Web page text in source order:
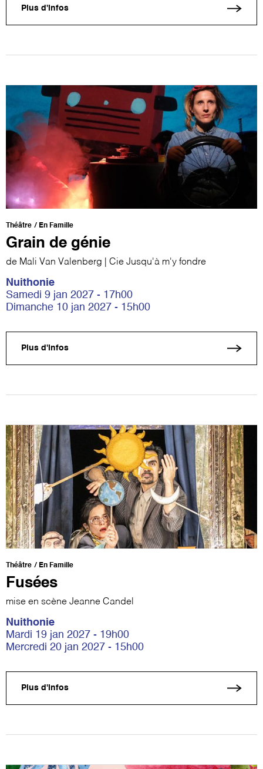
Plus d'infos
Théâtre En Famille
Grain de génie
de Mali Van Valenberg | Cie Jusqu'à m'y fondre
Nuithonie
Samedi 9 jan 2027 - 17h00
Dimanche 10 jan 2027 - 15h00
Plus d'infos
Théâtre En Famille
Fusées
mise en scène Jeanne Candel
Nuithonie
Mardi 19 jan 2027 - 19h00
Mercredi 20 jan 2027 - 15h00
Plus d'infos